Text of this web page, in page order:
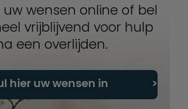
uw wensen online of bel
vrijblijvend voor hulp
een overlijden.
hier uw wensen in